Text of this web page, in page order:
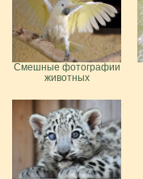
Смешные фотографии
животных